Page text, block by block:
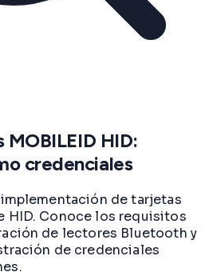
HID:
credenciales
de tarjetas
HID. Conoce los requisitos
de lectores Bluetooth y
de credenciales